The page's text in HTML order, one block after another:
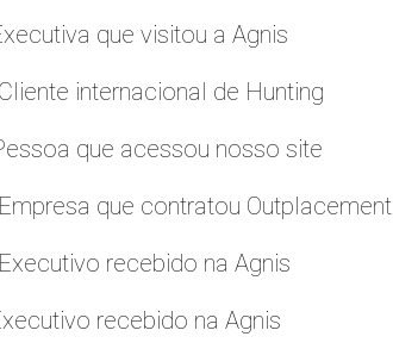
que visitou a Agnis
internacional de Hunting
que acessou nosso site
que contratou Outplacement
recebido na Agnis
recebido na Agnis